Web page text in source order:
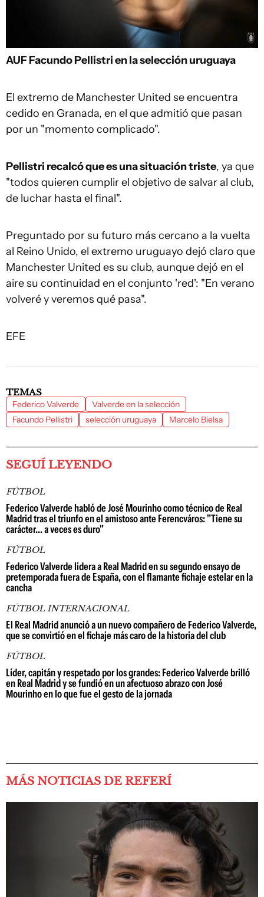
AUF Facundo Pellistri en la selección uruguaya
El extremo de Manchester United se encuentra
cedido en Granada, en el que admitió que pasan
por un "momento complicado".
Pellistri recalcó que es una situación triste, ya que
"todos quieren cumplir el objetivo de salvar al club,
de luchar hasta el final".
Preguntado por su futuro más cercano a la vuelta
al Reino Unido, el extremo uruguayo dejó claro que
Manchester United es su club, aunque dejó en el
aire su continuidad en el conjunto 'red': "En verano
volveré y veremos qué pasa".
EFE
TEMAS
Federico Valverde
Valverde en la selección
Facundo Pellistri
selección uruguaya Marcelo Bielsa
SEGUÍ LEYENDO
FÚTBOL
Federico Valverde habló de José Mourinho como técnico de Real
Madrid tras el triunfo en el amistoso ante Ferencváros: "Tiene su
carácter... a veces es duro"
FÚTBOL
Federico Valverde lidera a Real Madrid en su segundo ensayo de
pretemporada fuera de España, con el flamante fichaje estelar en la
cancha
FÚTBOL INTERNACIONAL
El Real Madrid anunció a un nuevo compañero de Federico Valverde,
que se convirtió en el fichaje más caro de la historia del club
FÚTBOL
Líder, capitán y respetado por los grandes: Federico Valverde brilló
en Real Madrid y se fundió en un afectuoso abrazo con José
Mourinho en lo que fue el gesto de la jornada
MÁS NOTICIAS DE REFERÍ